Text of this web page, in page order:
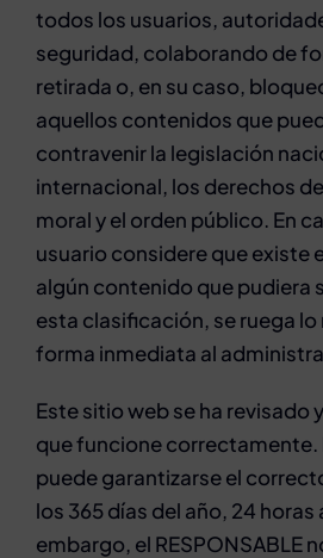
todos los usuarios,
seguridad, colaborando de
retirada o, en su caso,
aquellos contenidos que
contravenir la legislación
internacional, los derechos
moral y el orden público. En
usuario considere que existe
algún contenido que pudiera
esta clasificación, se ruega
forma inmediata al
Este sitio web se ha revisado
que funcione correctamente.
puede garantizarse el
los 365 días del año, 24 horas
embargo, el RESPONSABLE